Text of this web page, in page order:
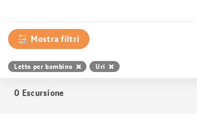
Mostra filtri
Letto per bambino Uri
0 Escursione